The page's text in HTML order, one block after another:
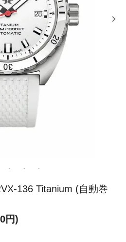
136 Titanium (自動巻
円)